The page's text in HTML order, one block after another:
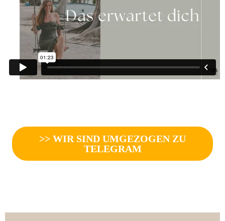
>> WIR SIND UMGEZOGEN ZU
TELEGRAM